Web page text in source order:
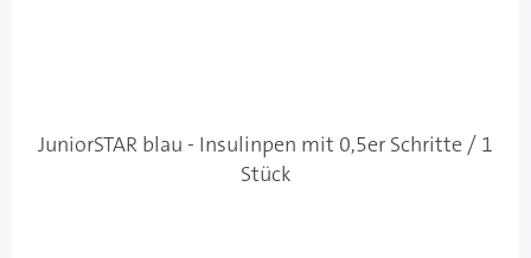
JuniorSTAR blau - Insulinpen mit 0,5er Schritte / 1
Stück